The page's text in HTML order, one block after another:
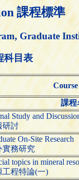
課程標準
Graduate
科目表
課程
Study and
研討
On-Site Research
實務研究
topics in mineral
工程特論(一)